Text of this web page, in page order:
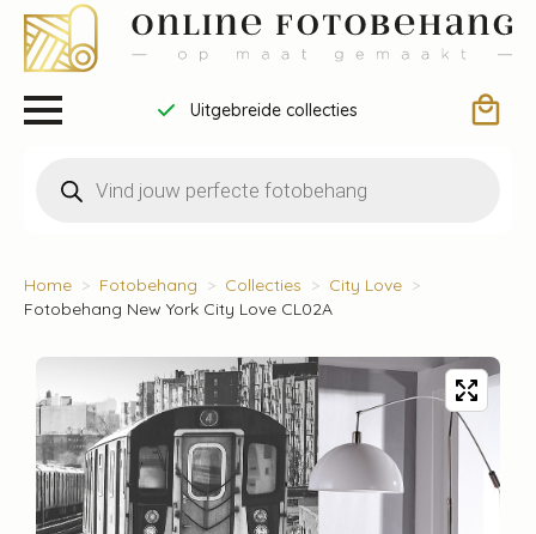
Uitgebreide collecties
zoeken
Home Fotobehang Collecties
City Love
Fotobehang New York City Love CL02A